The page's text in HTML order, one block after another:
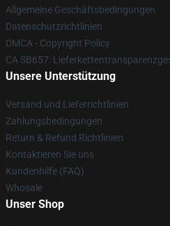
Allgemeine Geschäftsbedingungen
Datenschutzrichtlinien
DMCA - Copyright Policy
CA SB657:
Unsere Unterstützung
Versand und Lieferrichtlinien
Zahlungsbedingungen
Return & Refund Richtlinien
Kontaktieren Sie uns
Kundenhilfe (FAQ)
Whosale
Unser Shop